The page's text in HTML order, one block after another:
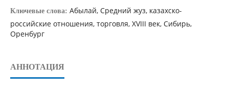
Ключевые слова: Абылай, Средний жуз, казахско-
российские отношения, торговля, XVIII век, Сибирь,
Оренбург
АННОТАЦИЯ